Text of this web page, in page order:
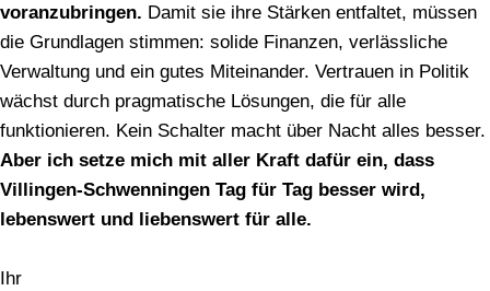
voranzubringen. Damit sie ihre Stärken entfaltet, müssen
die Grundlagen stimmen: solide Finanzen, verlässliche
Verwaltung und ein gutes Miteinander. Vertrauen in Politik
wächst durch pragmatische Lösungen, die für alle
funktionieren. Kein Schalter macht über Nacht alles besser.
Aber ich setze mich mit aller Kraft dafür ein, dass
Villingen-Schwenningen Tag für Tag besser wird,
lebenswert und liebenswert für alle.
Ihr